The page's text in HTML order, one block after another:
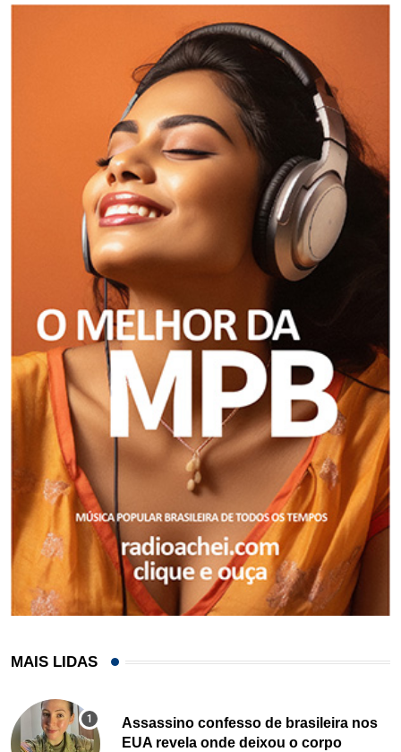
MAIS LIDAS
Assassino confesso de brasileira nos
EUA revela onde deixou o corpo